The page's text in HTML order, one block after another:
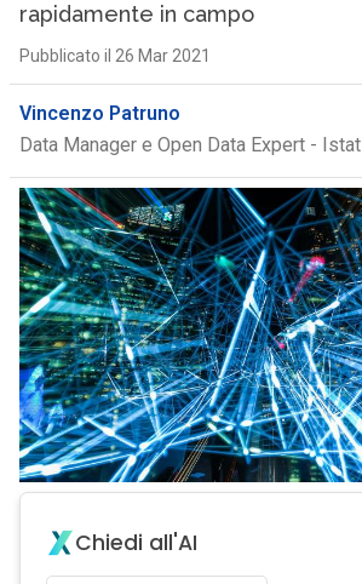
rapidamente in campo
Pubblicato il 26 Mar 2021
Vincenzo Patruno
Data Manager e Open Data Expert - Istat
Chiedi all'AI